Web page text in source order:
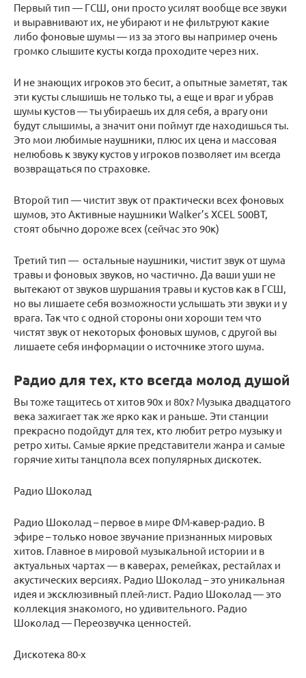
Первый тип — ГСШ, они просто усилят вообще все звуки
и выравнивают их, не убирают и не фильтруют какие
либо фоновые шумы — из за этого вы например очень
громко слышите кусты когда проходите через них.
И не знающих игроков это бесит, а опытные заметят, так
эти кусты слышишь не только ты, а еще и враг и убрав
шумы кустов — ты убираешь их для себя, а врагу они
будут слышимы, а значит они поймут где находишься ты.
Это мои любимые наушники, плюс их цена и массовая
нелюбовь к звуку кустов у игроков позволяет им всегда
возвращаться по страховке.
Второй тип — чистит звук от практически всех фоновых
шумов, это Активные наушники Walker’s XCEL 500BT,
стоят обычно дороже всех (сейчас это 90к)
Третий тип — остальные наушники, чистит звук от шума
травы и фоновых звуков, но частично. Да ваши уши не
вытекают от звуков шуршания травы и кустов как в ГСШ,
но вы лишаете себя возможности услышать эти звуки и у
врага. Так что с одной стороны они хороши тем что
чистят звук от некоторых фоновых шумов, с другой вы
лишаете себя информации о источнике этого шума.
Радио для тех, кто всегда молод душой
Вы тоже тащитесь от хитов 90х и 80х? Музыка двадцатого
века зажигает так же ярко как и раньше. Эти станции
прекрасно подойдут для тех, кто любит ретро музыку и
ретро хиты. Самые яркие представители жанра и самые
горячие хиты танцпола всех популярных дискотек.
Радио Шоколад
Радио Шоколад – первое в мире ФМ-кавер-радио. В
эфире – только новое звучание признанных мировых
хитов. Главное в мировой музыкальной истории и в
актуальных чартах — в каверах, ремейках, рестайлах и
акустических версиях. Радио Шоколад – это уникальная
идея и эксклюзивный плей-лист. Радио Шоколад — это
коллекция знакомого, но удивительного. Радио
Шоколад — Переозвучка ценностей.
Дискотека 80-х